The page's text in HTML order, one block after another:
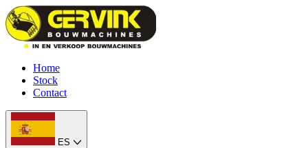
Home
Stock
Contact
ES